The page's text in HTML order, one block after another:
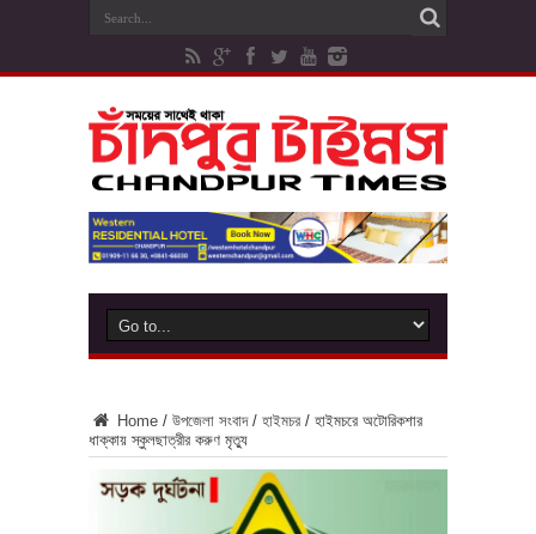
Home / উপজেলা সংবাদ / হাইমচর / হাইমচরে অটোরিকশার
ধাক্কায় স্কুলছাত্রীর করুণ মৃত্যু